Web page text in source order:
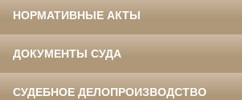
НОРМАТИВНЫЕ АКТЫ
ДОКУМЕНТЫ СУДА
СУДЕБНОЕ ДЕЛОПРОИЗВОДСТВО